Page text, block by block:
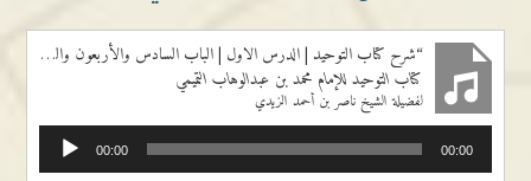
“شرح كتاب التوحيد | الدرس الاول | الباب السادس والأربعون والسابع والأربعون”
كتاب التوحيد للإمام محمد بن عبدالوهاب التميمي
لفضيلة الشيخ ناصر بن أحمد الزيدي
الصوت
00:00 00:00